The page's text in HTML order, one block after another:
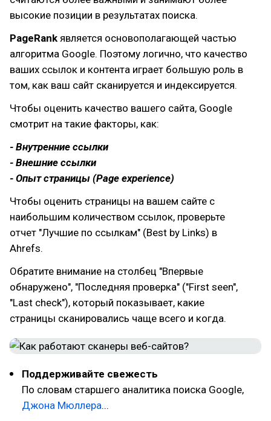
высокие позиции в результатах поиска.
PageRank является основополагающей частью
алгоритма Google. Поэтому логично, что качество
ваших ссылок и контента играет большую роль в
том, как ваш сайт сканируется и индексируется.
Чтобы оценить качество вашего сайта, Google
смотрит на такие факторы, как:
- Внутренние ссылки
- Внешние ссылки
- Опыт страницы (Page experience)
Чтобы оценить страницы на вашем сайте с
наибольшим количеством ссылок, проверьте
отчет "Лучшие по ссылкам" (Best by Links) в
Ahrefs.
Обратите внимание на столбец "Впервые
обнаружено", "Последняя проверка" ("First seen",
"Last check"), который показывает, какие
страницы сканировались чаще всего и когда.
Поддерживайте свежесть
По словам старшего аналитика поиска Google,
Джона Мюллера...